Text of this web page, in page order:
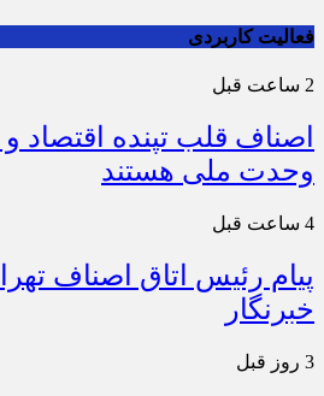
فعالیت کاربردی
2 ساعت قبل
اصناف قلب تپنده اقتصاد
وحدت ملی هستند
4 ساعت قبل
پیام رئیس اتاق اصناف
خبرنگار
3 روز قبل